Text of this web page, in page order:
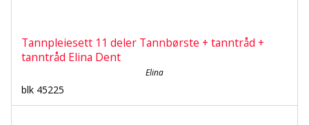
Tannpleiesett 11 deler Tannbørste + tanntråd +
tanntråd Elina Dent
Elina
blk 45225